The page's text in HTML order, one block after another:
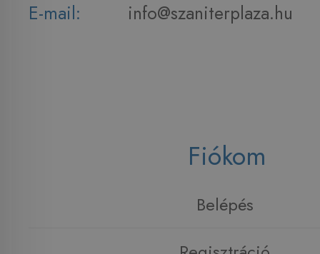
E-mail:
info@szaniterplaza.hu
Fiókom
Belépés